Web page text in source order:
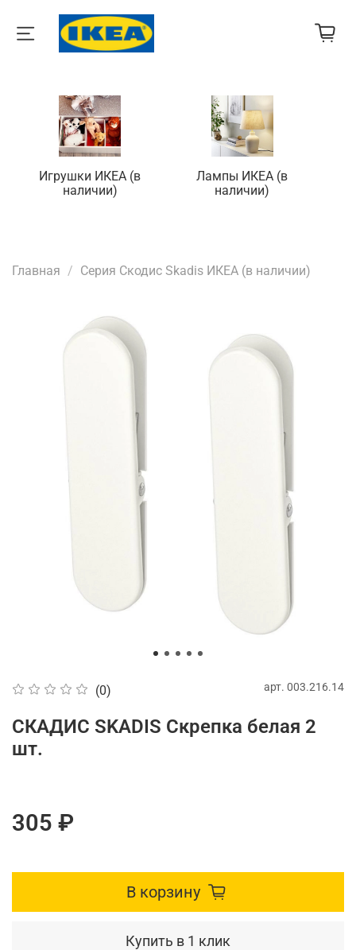
Игрушки ИКЕА (в
наличии)
Лампы ИКЕА (в
наличии)
Главная Серия Скодис Skadis ИКЕА (в наличии)
(0) арт. 003.216.14
СКАДИС SKADIS Скрепка белая 2
шт.
305 ₽
В корзину
Купить в 1 клик